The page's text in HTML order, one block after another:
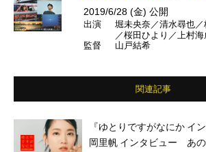
2019/6/28 (金) 公開
出演
堀未央奈／清水尋也
／桜田ひより／上村
監督
山戸結希
関連記事
『ゆとりですがなにか イ
岡里帆 インタビュー あ